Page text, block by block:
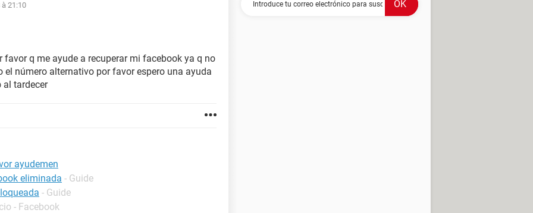
à 21:10
favor q me ayude a recuperar mi facebook ya q no
el número alternativo por favor espero una ayuda
al tardecer
ayudemen
eliminada - Guide
- Guide
- Facebook